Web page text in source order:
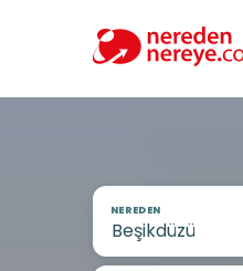
NEREDEN